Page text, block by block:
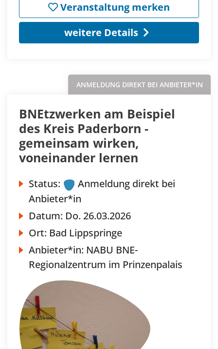
Veranstaltung merken
weitere Details
ANMELDUNG DIREKT BEI ANBIETER*IN
BNEtzwerken am Beispiel
des Kreis Paderborn -
gemeinsam wirken,
voneinander lernen
Status:
Anmeldung direkt bei
Anbieter*in
Datum: Do. 26.03.2026
Ort: Bad Lippspringe
Anbieter*in: NABU BNE-
Regionalzentrum im Prinzenpalais